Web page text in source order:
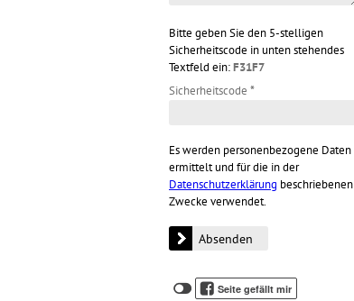
Bitte geben Sie den 5-stelligen
Sicherheitscode in unten stehendes
Textfeld ein:F31F7
Sicherheitscode *
Es werden personenbezogene Daten
ermittelt und für die in der
Datenschutzerklärung beschriebenen
Zwecke verwendet.
Klicken
Sie
Klicken
Seite gefällt mir